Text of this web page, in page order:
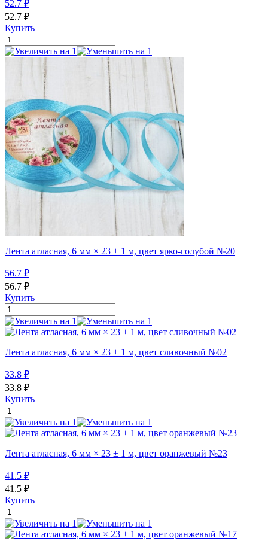
52.7 ₽
52.7 ₽
Купить
Лента атласная, 6 мм × 23 ± 1 м, цвет ярко-голубой №20
56.7 ₽
56.7 ₽
Купить
Лента атласная, 6 мм × 23 ± 1 м, цвет сливочный №02
33.8 ₽
33.8 ₽
Купить
Лента атласная, 6 мм × 23 ± 1 м, цвет оранжевый №23
41.5 ₽
41.5 ₽
Купить